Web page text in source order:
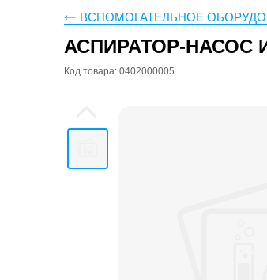
ВСПОМОГАТЕЛЬНОЕ
АСПИРАТОР-НАСОС
Код товара: 0402000005